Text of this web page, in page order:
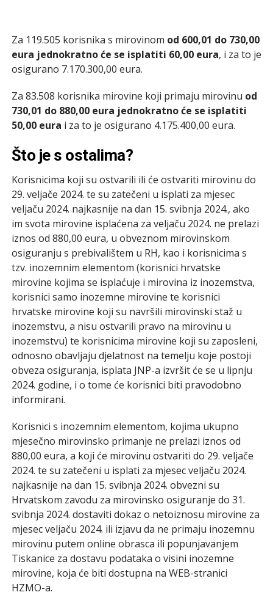
Za 119.505 korisnika s mirovinom od 600,01 do 730,00
eura jednokratno će se isplatiti 60,00 eura, i za to je
osigurano 7.170.300,00 eura.
Za 83.508 korisnika mirovine koji primaju mirovinu od
730,01 do 880,00 eura jednokratno će se isplatiti
50,00 eura i za to je osigurano 4.175.400,00 eura.
Što je s ostalima?
Korisnicima koji su ostvarili ili će ostvariti mirovinu do
29. veljače 2024. te su zatečeni u isplati za mjesec
veljaču 2024. najkasnije na dan 15. svibnja 2024., ako
im svota mirovine isplaćena za veljaču 2024. ne prelazi
iznos od 880,00 eura, u obveznom mirovinskom
osiguranju s prebivalištem u RH, kao i korisnicima s
tzv. inozemnim elementom (korisnici hrvatske
mirovine kojima se isplaćuje i mirovina iz inozemstva,
korisnici samo inozemne mirovine te korisnici
hrvatske mirovine koji su navršili mirovinski staž u
inozemstvu, a nisu ostvarili pravo na mirovinu u
inozemstvu) te korisnicima mirovine koji su zaposleni,
odnosno obavljaju djelatnost na temelju koje postoji
obveza osiguranja, isplata JNP-a izvršit će se u lipnju
2024. godine, i o tome će korisnici biti pravodobno
informirani.
Korisnici s inozemnim elementom, kojima ukupno
mjesečno mirovinsko primanje ne prelazi iznos od
880,00 eura, a koji će mirovinu ostvariti do 29. veljače
2024. te su zatečeni u isplati za mjesec veljaču 2024.
najkasnije na dan 15. svibnja 2024. obvezni su
Hrvatskom zavodu za mirovinsko osiguranje do 31.
svibnja 2024. dostaviti dokaz o netoiznosu mirovine za
mjesec veljaču 2024. ili izjavu da ne primaju inozemnu
mirovinu putem online obrasca ili popunjavanjem
Tiskanice za dostavu podataka o visini inozemne
mirovine, koja će biti dostupna na WEB-stranici
HZMO-a.